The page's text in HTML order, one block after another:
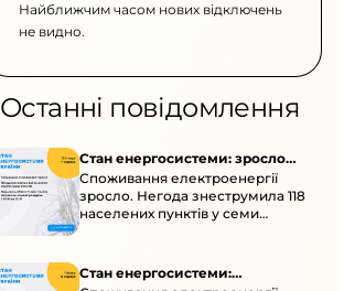
Найближчим часом нових відключень
не видно.
Останні повідомлення
Стан енергосистеми: зросло
споживання через негоду
Споживання електроенергії
зросло. Негода знеструмила 118
населених пунктів у семи
областях. Обмежте
електроприладами 10:00–23:00.
Стан енергосистеми: